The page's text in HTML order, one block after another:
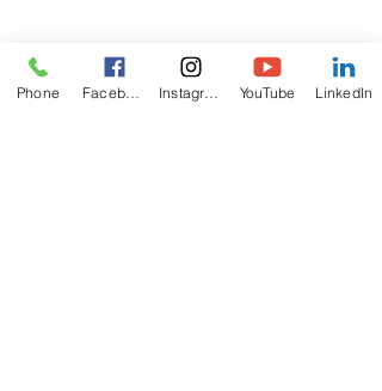
Phone YouTube LinkedIn